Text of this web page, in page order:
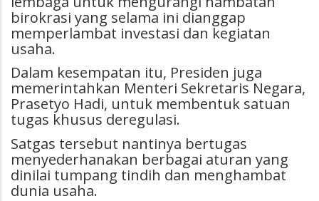
birokrasi yang selama ini dianggap
memperlambat investasi dan kegiatan
usaha.
Dalam kesempatan itu, Presiden juga
memerintahkan Menteri Sekretaris Negara,
Prasetyo Hadi, untuk membentuk satuan
tugas khusus deregulasi.
Satgas tersebut nantinya bertugas
menyederhanakan berbagai aturan yang
dinilai tumpang tindih dan menghambat
dunia usaha.